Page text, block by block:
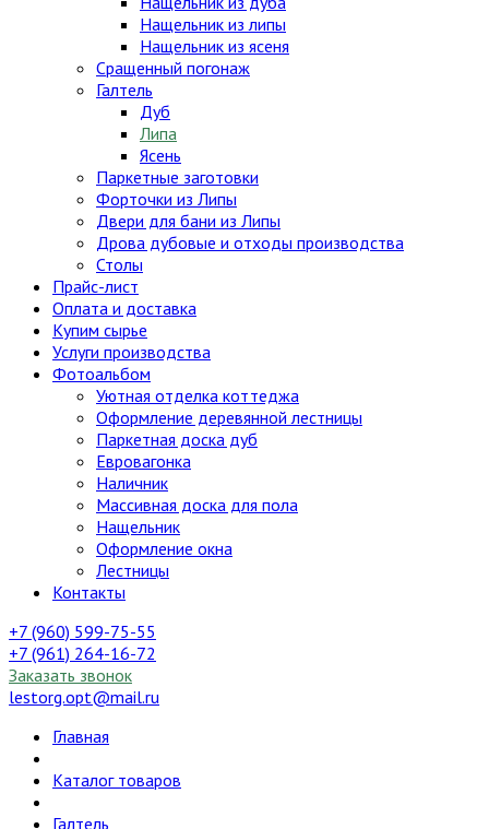
Нащельник из липы
Нащельник из ясеня
Сращенный погонаж
Галтель
Дуб
Липа
Ясень
Паркетные заготовки
Форточки из Липы
Двери для бани из Липы
Дрова дубовые и отходы производства
Столы
Прайс-лист
Оплата и доставка
Купим сырье
Услуги производства
Фотоальбом
Уютная отделка коттеджа
Оформление деревянной лестницы
Паркетная доска дуб
Евровагонка
Наличник
Массивная доска для пола
Нащельник
Оформление окна
Лестницы
Контакты
+7 (960) 599-75-55
+7 (961) 264-16-72
Заказать звонок
lestorg.opt@mail.ru
Главная
Каталог товаров
Галтель